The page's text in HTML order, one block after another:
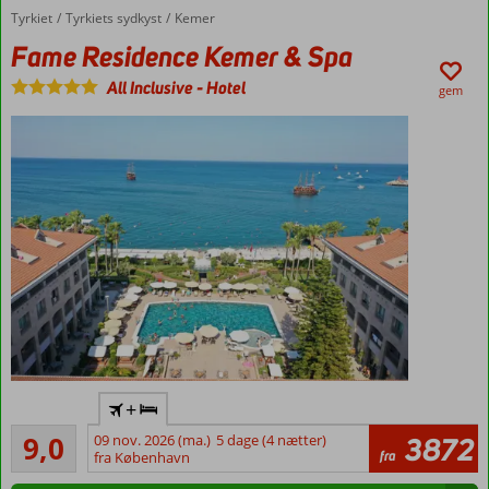
Forside
Tyrkiet Tyrkiets sydkyst Kemer
Fame Residence Kemer & Spa
Fame Residence Kemer & Spa
All Inclusive-Hotel gem
og
centrum
God
9,0
Fremragende
447
anmeldelser
+
09 nov. 2026 (ma.) 5 dage (4 nætter)
fra København
fra 3872